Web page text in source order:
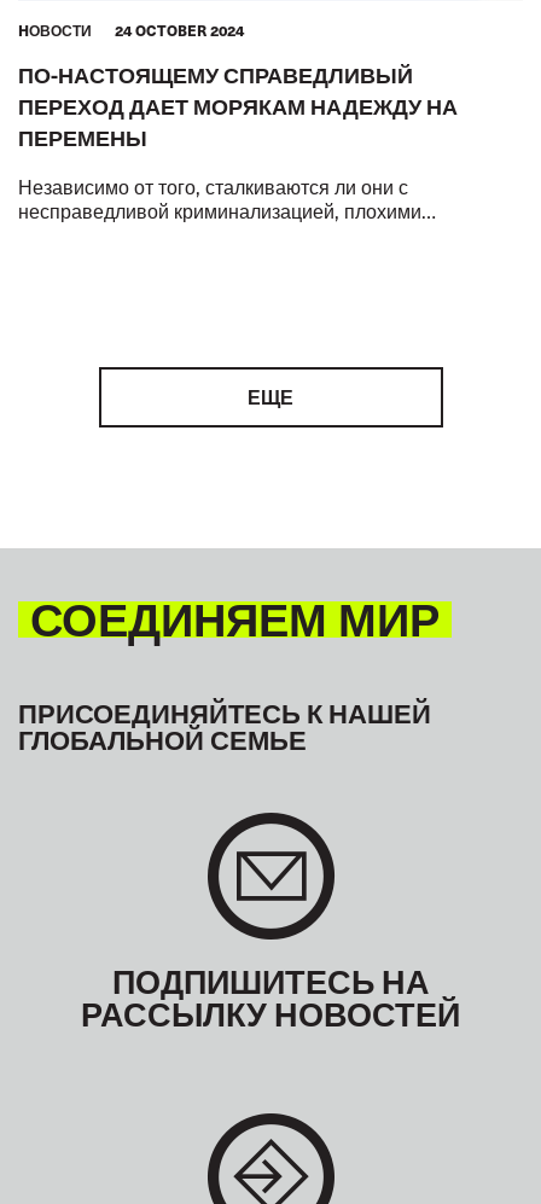
HОВОСТИ 24 OCTOBER 2024
ПО-НАСТОЯЩЕМУ СПРАВЕДЛИВЫЙ
ПЕРЕХОД ДАЕТ МОРЯКАМ НАДЕЖДУ НА
ПЕРЕМЕНЫ
Независимо от того, сталкиваются ли они с
несправедливой криминализацией, плохими
ЕЩЕ
СОЕДИНЯЕМ МИР
ПРИСОЕДИНЯЙТЕСЬ К НАШЕЙ
ГЛОБАЛЬНОЙ СЕМЬЕ
ПОДПИШИТЕСЬ НА
РАССЫЛКУ НОВОСТЕЙ